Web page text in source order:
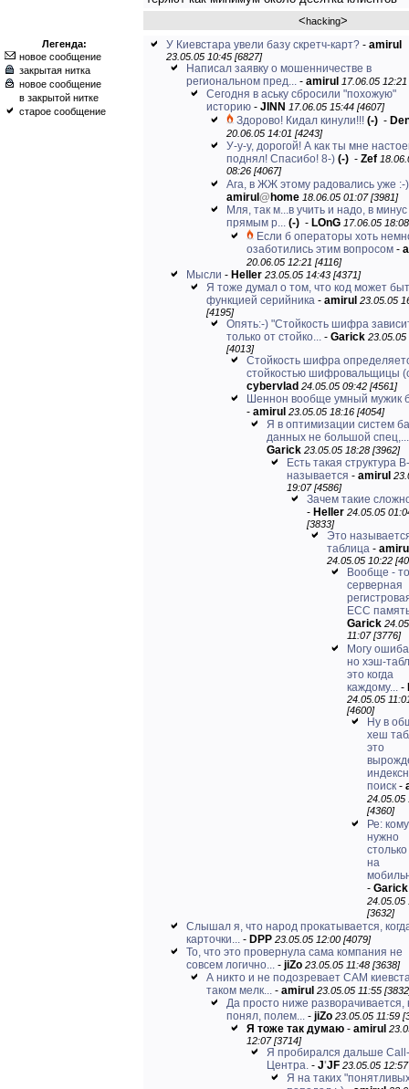
Легенда:
новое сообщение
закрытая нитка
новое сообщение
в закрытой нитке
старое сообщение
<hacking>
У Киевстара увели базу скретч-карт? - amirul
23.05.05 10:45 [6827]
Написал заявку о мошенничестве в
региональном пред... - amirul 17.06.05
Сегодня в аську сбросили "похожую"
историю - JINN 17.06.05 15:44 [4607]
Здорово! Кидал кинули!!! (-) -
20.06.05 14:01 [4243]
У-у-у, дорогой! А как ты мне
поднял! Спасибо! 8-) (-) - Zef
08:26 [4067]
Ага, в ЖЖ этому радовались уже :-)
amirul @ home 18.06.05 01:07 [3981]
Мля, так м...в учить и надо, в
прямым р... (-) - LOnG 17.06.05
Если б операторы хоть
озаботились этим вопросом -
20.06.05 12:21 [4116]
Мысли - Heller 23.05.05 14:43 [4371]
Я тоже думал о том, что код может
функцией серийника - amirul 23.05.05
[4195]
Опять:-) "Стойкость шифра
только от стойко... - Garick 23.05.05
[4013]
Стойкость шифра
стойкостью шифровальщицы
cybervlad 24.05.05 09:42 [4561]
Шеннон вообще умный мужик
- amirul 23.05.05 18:16 [4054]
Я в оптимизации систем
данных не большой спец,...
Garick 23.05.05 18:28 [3962]
Есть такая структура
называется - amirul
19:07 [4586]
Зачем такие
- Heller 24.05.05
[3833]
Это
таблица -
24.05.05 10:22
Вообще - то
серверная
ЕСС
Garick
11:07 [3776]
Могу
но хэш-
это когда
каждому... -
24.05.05
[4600]
Ну в
хеш
это
поиск -
24.05.05
[4360]
Ре: кому
нужно
на
- Garick
24.05.05
[3632]
Слышал я, что народ прокатывается,
карточки... - DPP 23.05.05 12:00 [4079]
То, что это провернула сама компания не
совсем логично... - jiZo 23.05.05 11:48 [3638]
А никто и не подозревает САМ
таком мелк... - amirul 23.05.05 11:55
Да просто ниже разворачивается,
понял, полем... - jiZo 23.05.05 11:59
Я тоже так думаю - amirul
12:07 [3714]
Я пробирался дальше Call-
Центра. - J'JF 23.05.05
Я на таких